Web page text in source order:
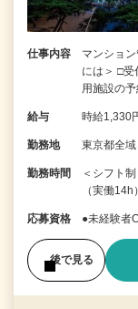
仕事内容
マンショ
には＞ □
用施設の
給与 時給1,330
勤務地 東京都全域
勤務時間
＜シフト
（実働
応募資格 ●未経験者
後で見る